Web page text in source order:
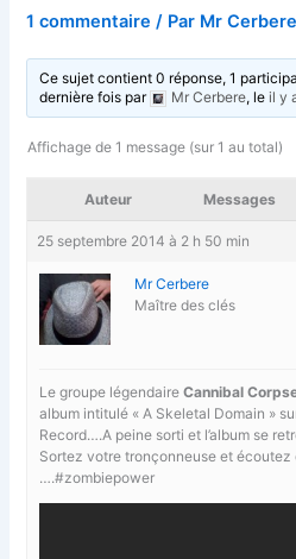
1 commentaire / Par Mr
Ce sujet contient 0 réponse, 1
dernière fois par
Mr Cerbere, le il y
Affichage de 1 message (sur 1 au total)
Auteur Messages
25 septembre 2014 à 2 h 50 min
Mr Cerbere
Maître des clés
Le groupe légendaireCannibal
album intitulé « A Skeletal Domain »
Record….A peine sorti et l’album se
Sortez votre tronçonneuse et écoutez
….#zombiepower